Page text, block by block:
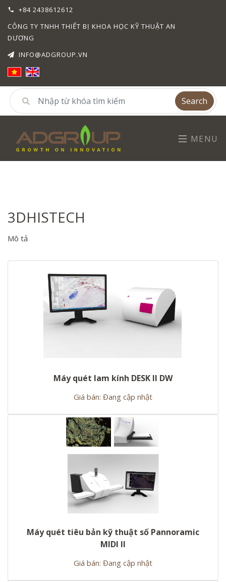
+84 2438612612
CÔNG TY TNHH THIẾT BỊ KHOA HỌC KỸ THUẬT AN
DƯƠNG
INFO@ADGROUP.VN
Search
MENU
3DHISTECH
Mô tả
Máy quét lam kính DESK II DW
Giá bán: Đang cập nhật
Máy quét tiêu bản kỹ thuật số Pannoramic
MIDI II
Giá bán: Đang cập nhật